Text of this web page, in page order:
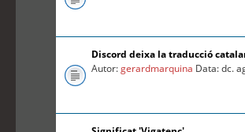
Discord deixa la traducció
Autor:gerardmarquina Data: dc.